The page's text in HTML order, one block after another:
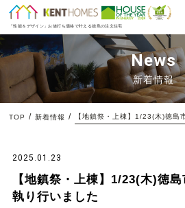
「性能＆デザイン」 お値打ち価格で叶える徳島の注文住宅
新着情報
News
TOP 新着情報 【地鎮祭・上棟】1/23(木)徳島
2025.01.23
【地鎮祭・上棟】1/23(木)徳
執り行いました